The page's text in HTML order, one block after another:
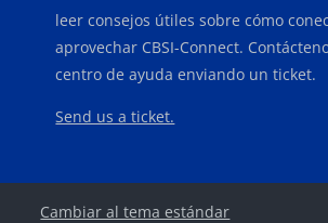
leer consejos útiles sobre cómo
aprovechar CBSI-Connect.
centro de ayuda enviando un ticket.
Send us a ticket.
Cambiar al tema estándar